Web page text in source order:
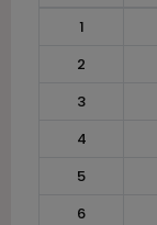
1
2
3
4
5
6